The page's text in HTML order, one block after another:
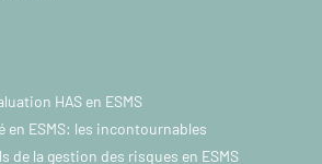
HAS en ESMS
en ESMS: les incontournables
de la gestion des risques en ESMS